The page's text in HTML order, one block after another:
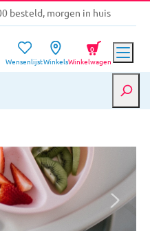
besteld, morgen in huis
terug garantie
vanaf €39,-
besteld, morgen in huis
WensenlijstWinkelsWinkelwagen
0